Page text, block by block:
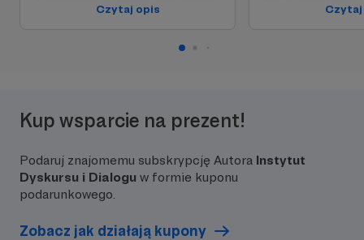
innowacyjnego narzędzia, które
Wolontariusze. Lupę Medialną
znajdziesz na naszej stronie
www.lupamedialna.indid.pl
Czytaj opis
naszych bieżących
Kup wsparcie na prezent!
Podaruj znajomemu subskrypcję Autora Instytut
Dyskursu i Dialogu w formie kuponu
podarunkowego.
Zobacz jak działają kupony